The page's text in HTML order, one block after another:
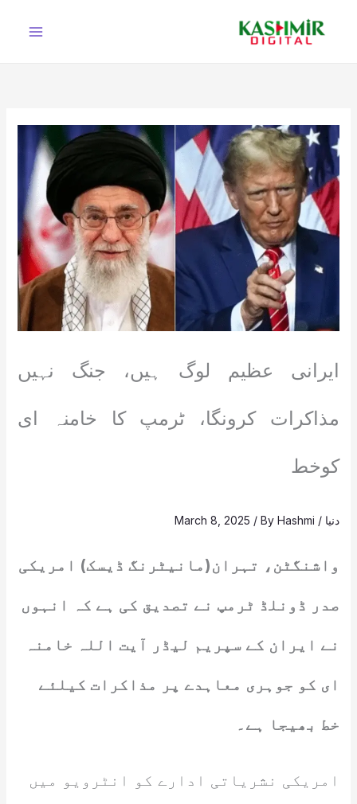
ایرانی عظیم لوگ ہیں، جنگ نہیں
مذاکرات کرونگا، ٹرمپ کا خامنہ ای
کوخط
دنیا /
March 8, 2025 / ByHashmi
واشنگٹن، تہران(مانیٹرنگ ڈیسک) امریکی
صدر ڈونلڈ ٹرمپ نے تصدیق کی ہے کہ انہوں
نے ایران کے سپریم لیڈر آیت اللہ خامنہ
ای کو جوہری معاہدے پر مذاکرات کیلئے
خط بھیجا ہے۔
امریکی نشریاتی ادارے کو انٹرویو میں